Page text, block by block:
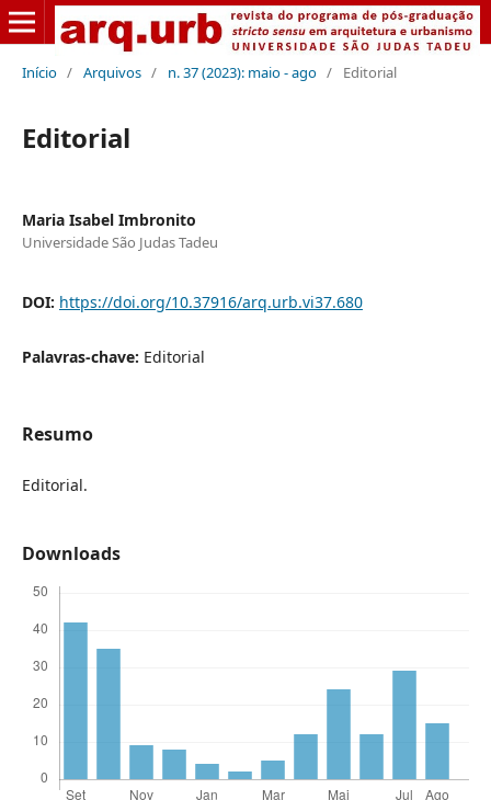
Início / Arquivos / n. 37 (2023): maio - ago / Editorial
Editorial
Maria Isabel Imbronito
Universidade São Judas Tadeu
DOI: https://doi.org/10.37916/arq.urb.vi37.680
Palavras-chave: Editorial
Resumo
Editorial.
Downloads